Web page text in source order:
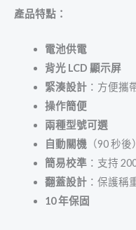
產品特點：
電池供電
背光 LCD 顯示屏
緊湊設計：方便攜
操作簡便
兩種型號可選
自動關機（90 秒後）
簡易校準：支持
翻蓋設計：保護稱
10 年保固